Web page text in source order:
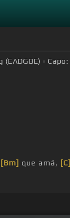
(EADGBE) Capo:
[Bm] que amá, [C]